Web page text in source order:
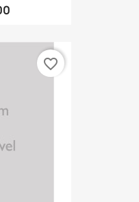
favorite_border